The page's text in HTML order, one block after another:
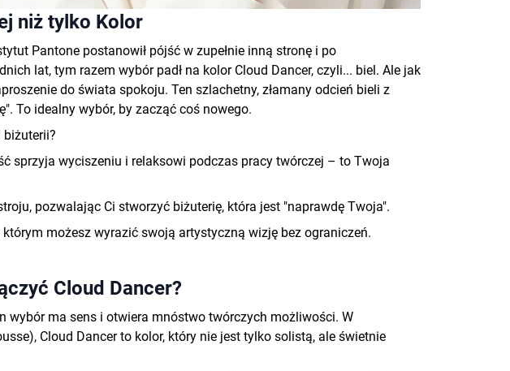
niż tylko Kolor
Pantone postanowił pójść w zupełnie inną stronę i po
lat, tym razem wybór padł na kolor Cloud Dancer, czyli... biel. Ale jak
do świata spokoju. Ten szlachetny, złamany odcień bieli z
To idealny wybór, by zacząć coś nowego.
biżuterii?
sprzyja wyciszeniu i relaksowi podczas pracy twórczej – to Twoja
pozwalając Ci stworzyć biżuterię, która jest "naprawdę Twoja".
którym możesz wyrazić swoją artystyczną wizję bez ograniczeń.
Cloud Dancer?
wybór ma sens i otwiera mnóstwo twórczych możliwości. W
Cloud Dancer to kolor, który nie jest tylko solistą, ale świetnie